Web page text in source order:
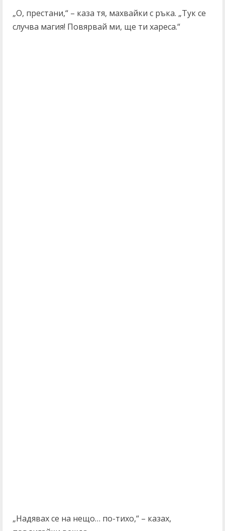
„О, престани,“ – каза тя, махвайки с ръка. „Тук се
случва магия! Повярвай ми, ще ти хареса.“
„Надявах се на нещо… по-тихо,“ – казах,